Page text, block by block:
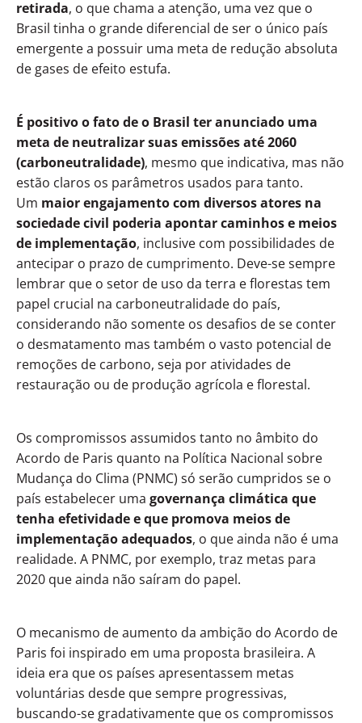
retirada, o que chama a atenção, uma vez que o
Brasil tinha o grande diferencial de ser o único país
emergente a possuir uma meta de redução absoluta
de gases de efeito estufa.
É positivo o fato de o Brasil ter anunciado uma
meta de neutralizar suas emissões até 2060
(carboneutralidade), mesmo que indicativa, mas não
estão claros os parâmetros usados para tanto.
Um maior engajamento com diversos atores na
sociedade civil poderia apontar caminhos e meios
de implementação, inclusive com possibilidades de
antecipar o prazo de cumprimento. Deve-se sempre
lembrar que o setor de uso da terra e florestas tem
papel crucial na carboneutralidade do país,
considerando não somente os desafios de se conter
o desmatamento mas também o vasto potencial de
remoções de carbono, seja por atividades de
restauração ou de produção agrícola e florestal.
Os compromissos assumidos tanto no âmbito do
Acordo de Paris quanto na Política Nacional sobre
Mudança do Clima (PNMC) só serão cumpridos se o
país estabelecer uma governança climática que
tenha efetividade e que promova meios de
implementação adequados, o que ainda não é uma
realidade. A PNMC, por exemplo, traz metas para
2020 que ainda não saíram do papel.
O mecanismo de aumento da ambição do Acordo de
Paris foi inspirado em uma proposta brasileira. A
ideia era que os países apresentassem metas
voluntárias desde que sempre progressivas,
buscando-se gradativamente que os compromissos